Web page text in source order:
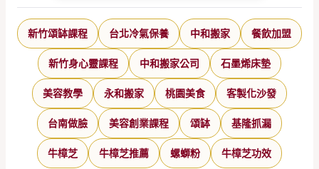
新竹頌缽課程 台北冷氣保養 中和搬家 餐飲加盟
新竹身心靈課程 中和搬家公司 石墨烯床墊
美容教學 永和搬家 桃園美食 客製化沙發
台南做臉 美容創業課程 頌缽 基隆抓漏
牛樟芝 牛樟芝推薦 螺螄粉 牛樟芝功效